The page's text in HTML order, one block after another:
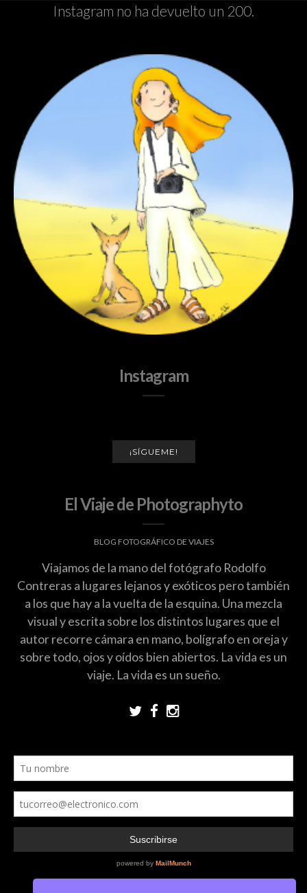
Instagram no ha devuelto un 200.
Instagram
¡SÍGUEME!
El Viaje de Photographyto
BLOG FOTOGRÁFICO DE VIAJES
Viajamos de la mano del fotógrafo Rodolfo
Contreras a lugares lejanos y exóticos pero también
a los que hay a la vuelta de la esquina. Una mezcla
visual y escrita sobre los distintos lugares que el
autor recorre cámara en mano, bolígrafo en oreja y
sobre todo, ojos y oídos bien abiertos. La vida es un
viaje. La vida es un sueño.